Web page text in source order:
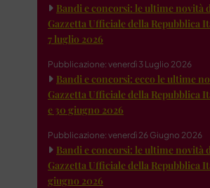
Bandi e concorsi: le ultime novità
Gazzetta Ufficiale della Repubblica
7 luglio 2026
Pubblicazione: venerdì 3 Luglio 2026
Bandi e concorsi: ecco le ultime
Gazzetta Ufficiale della Repubblica
e 30 giugno 2026
Pubblicazione: venerdì 26 Giugno 2026
Bandi e concorsi: le ultime novità
Gazzetta Ufficiale della Repubblica
giugno 2026